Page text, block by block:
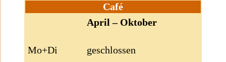
Café
April – Oktober
Mo+Di
geschlossen